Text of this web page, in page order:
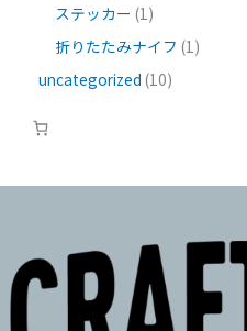
ステッカー 1
折りたたみナイフ 1
uncategorized 10